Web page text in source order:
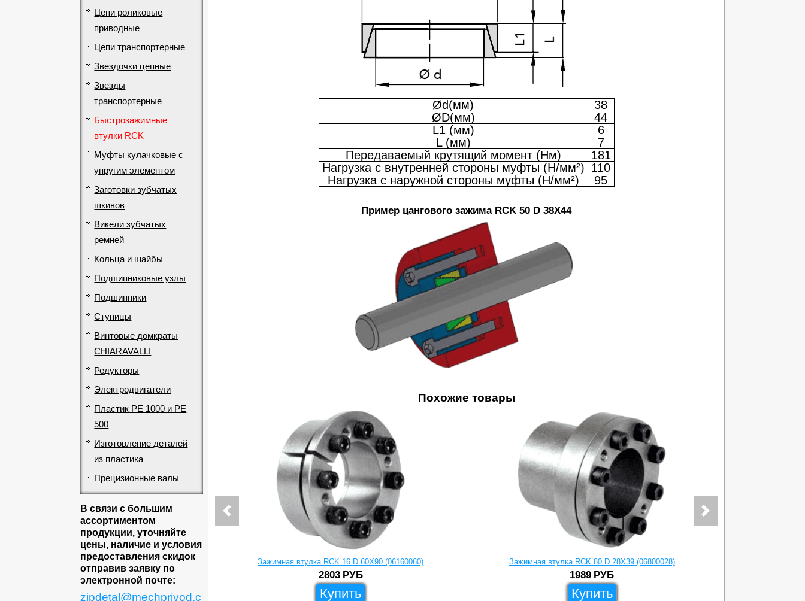
Цепи роликовые
приводные
Цепи транспортерные
Звездочки цепные
Звезды
транспортерные
Быстрозажимные
втулки RCK
Муфты кулачковые с
упругим элементом
Заготовки зубчатых
шкивов
Викели зубчатых
ремней
Кольца и шайбы
Подшипниковые узлы
Подшипники
Ступицы
Винтовые домкраты
CHIARAVALLI
Редукторы
Электродвигатели
Пластик PE 1000 и PE
500
Изготовление деталей
из пластика
Прецизионные валы
В связи с большим
ассортиментом
продукции, уточняйте
цены, наличие и условия
предоставления скидок
отправив заявку по
электронной почте:
zipdetal@mechprivod.c
Ød(мм)
38
ØD(мм)
44
L1 (мм)
6
L (мм)
7
Передаваемый крутящий момент (Нм)
181
Нагрузка с внутренней стороны муфты (Н/мм²) 110
Нагрузка с наружной стороны муфты (Н/мм²)
95
Пример цангового зажима RCK 50 D 38X44
Похожие товары
Зажимная втулка RCK 16 D 60X90 (06160060)
2803 РУБ
Купить
Зажимная втулка RCK 80 D 28X39 (06800028)
1989 РУБ
Купить